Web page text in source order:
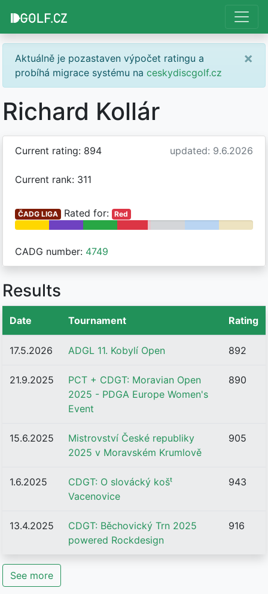
Aktuálně je pozastaven výpočet ratingu a
probíhá migrace systému na ceskydiscgolf.cz
×
Richard Kollár
Current rating: 894 updated: 9.6.2026
Current rank: 311
ČADG LIGA Rated for: Red
CADG number: 4749
Results
Date Tournament Rating
17.5.2026 ADGL 11. Kobylí Open 892
21.9.2025
PCT + CDGT: Moravian Open
2025 - PDGA Europe Women's
Event
890
15.6.2025
Mistrovství České republiky
2025 v Moravském Krumlově
905
1.6.2025
CDGT: O slovácký košᵗ
Vacenovice
943
13.4.2025
CDGT: Běchovický Trn 2025
powered Rockdesign
916
See more